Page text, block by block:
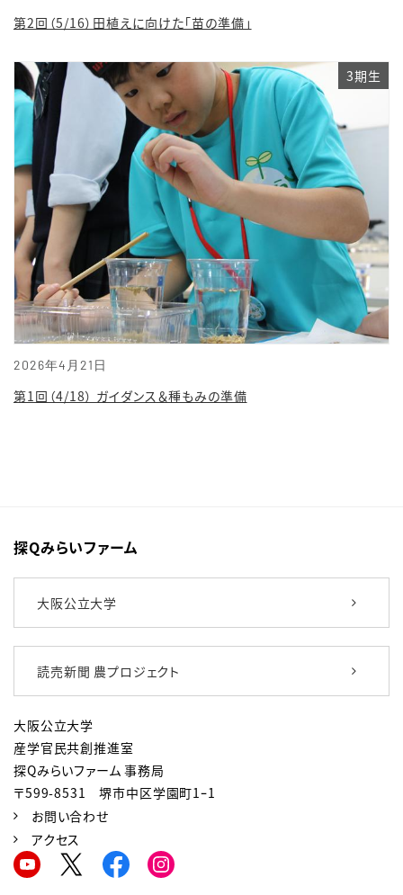
第2回（5/16）田植えに向けた「苗の準備」
2026年4月21日
3期生
第1回（4/18） ガイダンス＆種もみの準備
探Qみらいファーム
大阪公立大学
読売新聞 農プロジェクト
大阪公立大学
産学官民共創推進室
探Qみらいファーム 事務局
〒599-8531 堺市中区学園町1ｰ1
お問い合わせ
アクセス